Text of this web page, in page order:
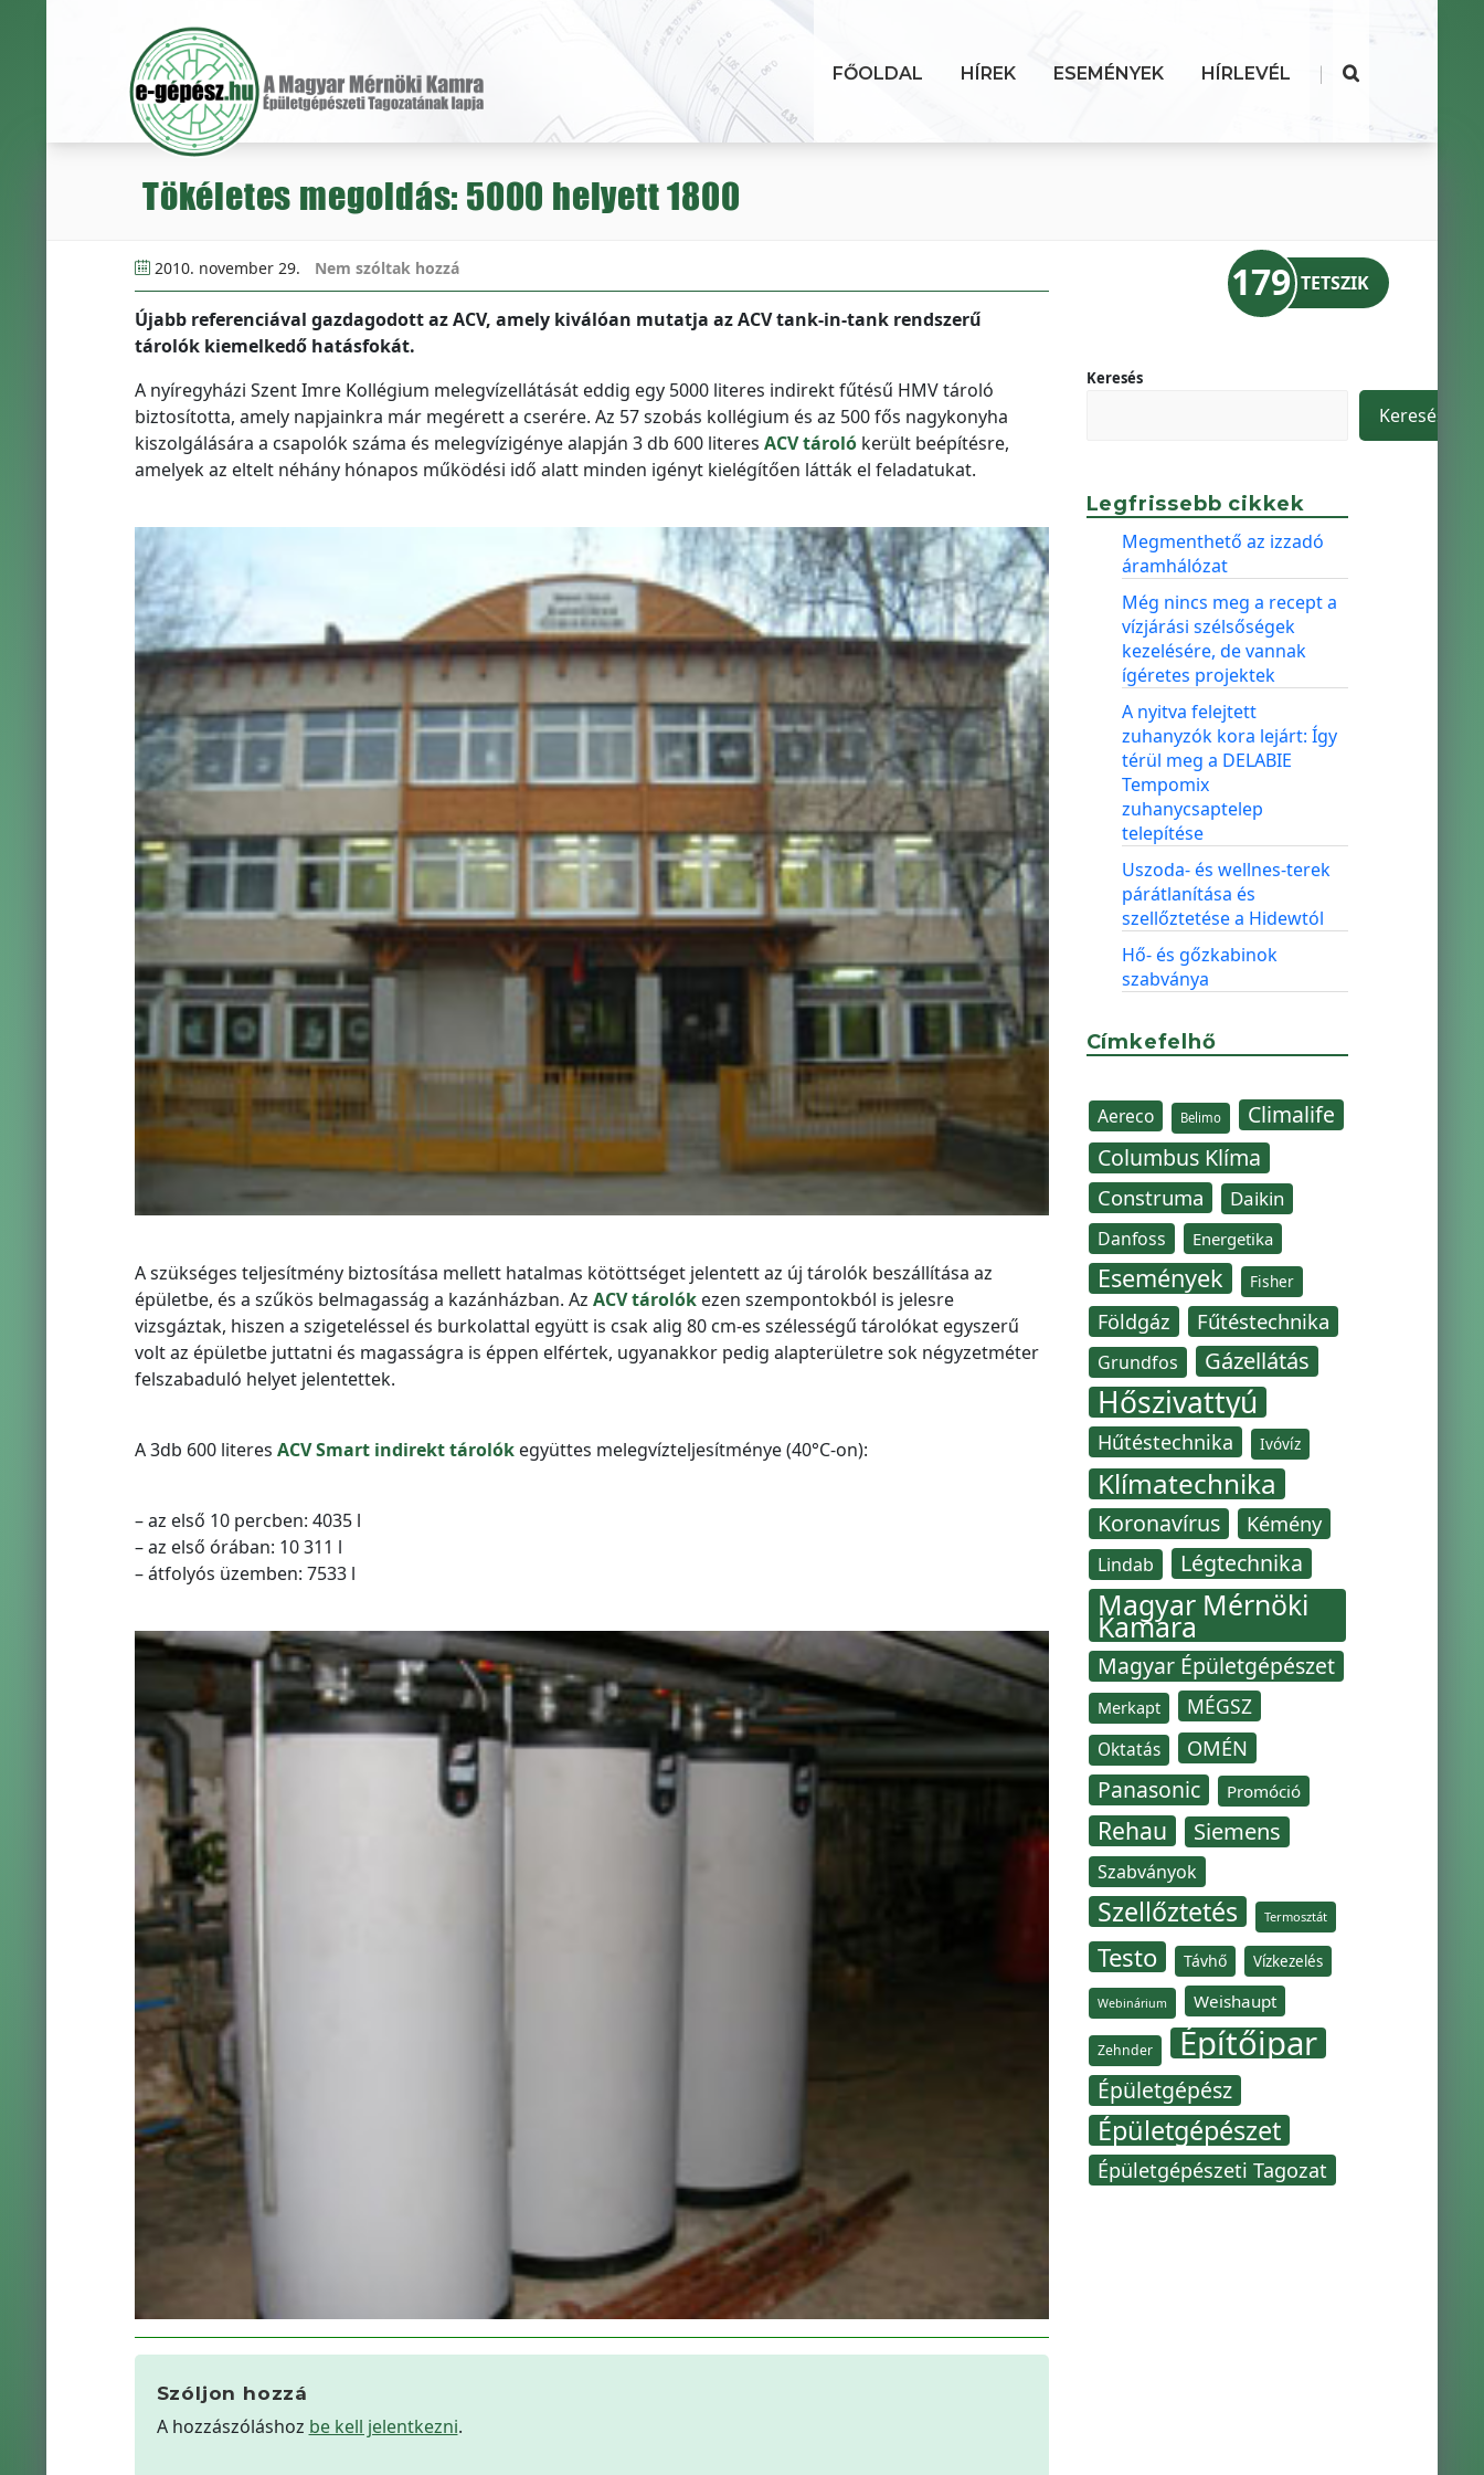
FŐOLDAL HÍREK ESEMÉNYEK HÍRLEVÉL |
Tökéletes megoldás: 5000 helyett 1800
2010. november 29. Nem szóltak hozzá
Újabb referenciával gazdagodott az ACV, amely kiválóan mutatja az ACV tank-in-tank rendszerű
tárolók kiemelkedő hatásfokát.
A nyíregyházi Szent Imre Kollégium melegvízellátását eddig egy 5000 literes indirekt fűtésű HMV tároló
biztosította, amely napjainkra már megérett a cserére. Az 57 szobás kollégium és az 500 fős nagykonyha
kiszolgálására a csapolók száma és melegvízigénye alapján 3 db 600 literes ACV tárolókerült beépítésre,
amelyek az eltelt néhány hónapos működési idő alatt minden igényt kielégítően látták el feladatukat.
A szükséges teljesítmény biztosítása mellett hatalmas kötöttséget jelentett az új tárolók beszállítása az
épületbe, és a szűkös belmagasság a kazánházban. Az ACV tárolókezen szempontokból is jelesre
vizsgáztak, hiszen a szigeteléssel és burkolattal együtt is csak alig 80 cm-es szélességű tárolókat egyszerű
volt az épületbe juttatni és magasságra is éppen elfértek, ugyanakkor pedig alapterületre sok négyzetméter
felszabaduló helyet jelentettek.
A 3db 600 literes ACV Smart indirekt tárolókegyüttes melegvízteljesítménye (40°C-on):
– az első 10 percben: 4035 l
– az első órában: 10 311 l
– átfolyós üzemben: 7533 l
Szóljon hozzá
A hozzászóláshoz be kell jelentkezni.
179 TETSZIK
Keresés
Keresés
Legfrissebb cikkek
Megmenthető az izzadó
áramhálózat
Még nincs meg a recept a
vízjárási szélsőségek
kezelésére, de vannak
ígéretes projektek
A nyitva felejtett
zuhanyzók kora lejárt: Így
térül meg a DELABIE
Tempomix
zuhanycsaptelep
telepítése
Uszoda- és wellnes-terek
párátlanítása és
szellőztetése a Hidewtól
Hő- és gőzkabinok
szabványa
Címkefelhő
Aereco Belimo
Climalife
Columbus Klíma
Construma Daikin
Danfoss Energetika
Események Fisher
Földgáz Fűtéstechnika
Grundfos Gázellátás
Hőszivattyú
Hűtéstechnika Ivóvíz
Klímatechnika
Koronavírus Kémény
Lindab Légtechnika
Magyar Mérnöki
Kamara
Magyar Épületgépészet
Merkapt MÉGSZ
Oktatás OMÉN
Panasonic Promóció
Rehau Siemens
Szabványok
Szellőztetés Termosztát
Testo Távhő Vízkezelés
Webinárium Weishaupt
Zehnder Építőipar
Épületgépész
Épületgépészet
Épületgépészeti Tagozat